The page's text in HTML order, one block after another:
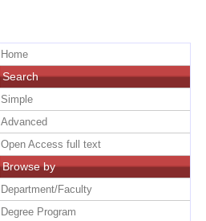
Home
Search
Simple
Advanced
Open Access full text
Browse by
Department/Faculty
Degree Program